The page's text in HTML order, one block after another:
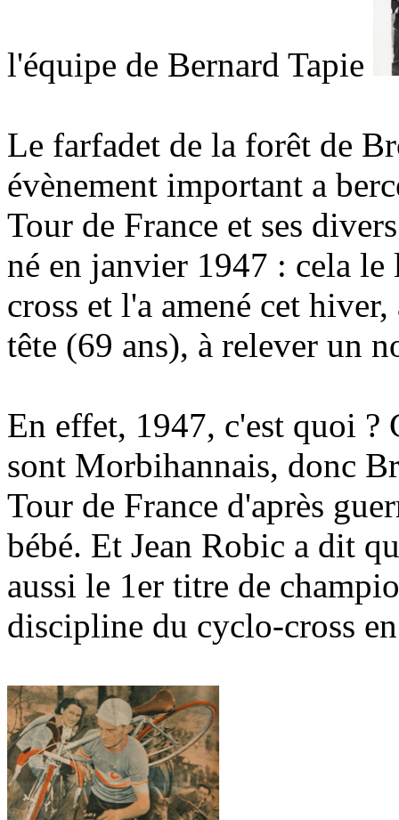
l'équipe de Bernard Tapie
Le farfadet de la forêt de
évènement important a
Tour de France et ses
né en janvier 1947 : cela
cross et l'a amené cet
tête (69 ans), à relever un
En effet, 1947, c'est quoi ?
sont Morbihannais, donc
Tour de France d'après
bébé. Et Jean Robic a dit
aussi le 1er titre de
discipline du cyclo-cross